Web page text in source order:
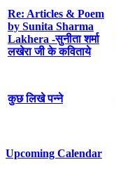
Re: Articles & Poem
by Sunita Sharma
Lakhera -सुनीता शर्मा
लखेरा जी के कविताये
कुछ लिखे पन्ने
Upcoming Calendar